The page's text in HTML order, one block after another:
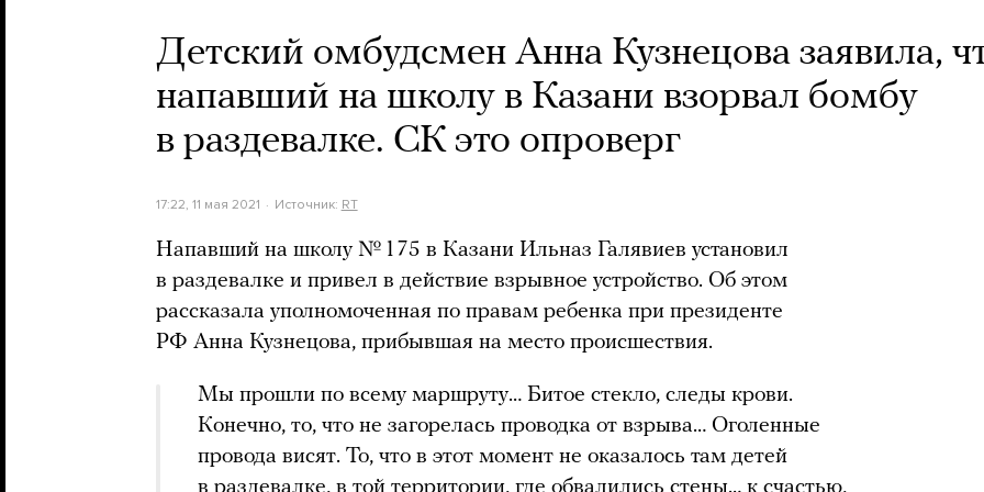
Детский омбудсмен Анна Кузнецова заявила,
напавший на школу в Казани взорвал бомбу
в раздевалке. СК это опроверг
17:22, 11 мая 2021 Источник: RT
Напавший на школу № 175 в Казани Ильназ Галявиев установил
в раздевалке и привел в действие взрывное устройство. Об этом
рассказала уполномоченная по правам ребенка при президенте
РФ Анна Кузнецова, прибывшая на место происшествия.
Мы прошли по всему маршруту… Битое стекло, следы крови.
Конечно, то, что не загорелась проводка от взрыва… Оголенные
провода висят. То, что в этот момент не оказалось там детей
в раздевалке, в той территории, где обвалились стены… к счастью,